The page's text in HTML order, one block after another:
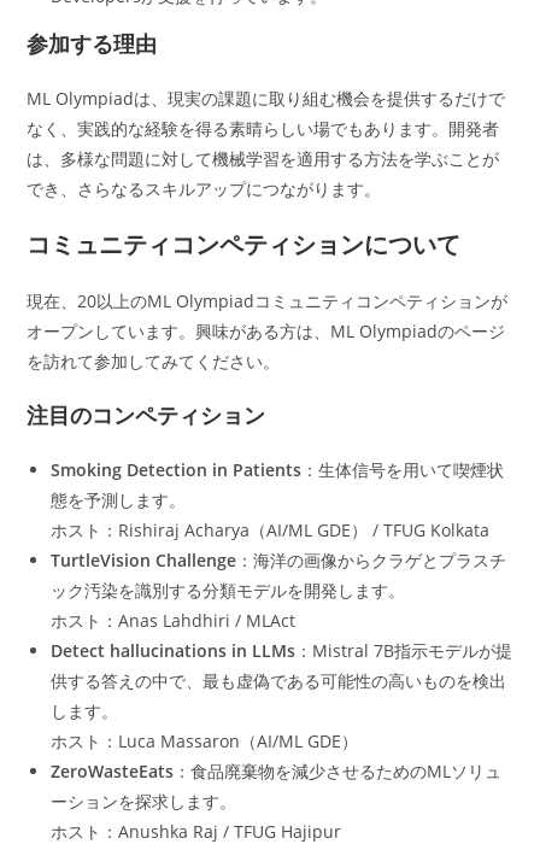
参加する理由
ML Olympiadは、現実の課題に取り組む機会を提供するだけで
なく、実践的な経験を得る素晴らしい場でもあります。開発者
は、多様な問題に対して機械学習を適用する方法を学ぶことが
でき、さらなるスキルアップにつながります。
コミュニティコンペティションについて
現在、20以上のML Olympiadコミュニティコンペティションが
オープンしています。興味がある方は、ML Olympiadのページ
を訪れて参加してみてください。
注目のコンペティション
Smoking Detection in Patients ：生体信号を用いて喫煙状
態を予測します。
ホスト：Rishiraj Acharya（AI/ML GDE） / TFUG Kolkata
TurtleVision Challenge ：海洋の画像からクラゲとプラスチ
ック汚染を識別する分類モデルを開発します。
ホスト：Anas Lahdhiri / MLAct
Detect hallucinations in LLMs ：Mistral 7B指示モデルが提
供する答えの中で、最も虚偽である可能性の高いものを検出
します。
ホスト：Luca Massaron（AI/ML GDE）
ZeroWasteEats ：食品廃棄物を減少させるためのMLソリュ
ーションを探求します。
ホスト：Anushka Raj / TFUG Hajipur